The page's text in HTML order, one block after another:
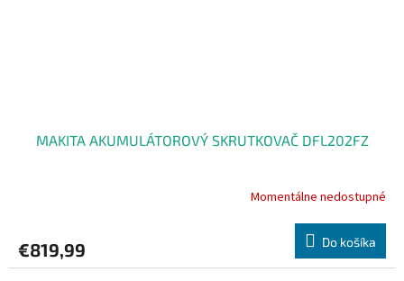
MAKITA AKUMULÁTOROVÝ SKRUTKOVAČ DFL202FZ
Momentálne nedostupné
€819,99 Do košíka